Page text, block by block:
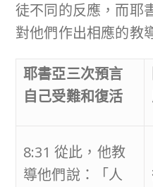
徒不同的反應，而耶
對他們作出相應的教
耶書亞三次預言
自己受難和復活
8:31 從此，他教
導他們說：「人